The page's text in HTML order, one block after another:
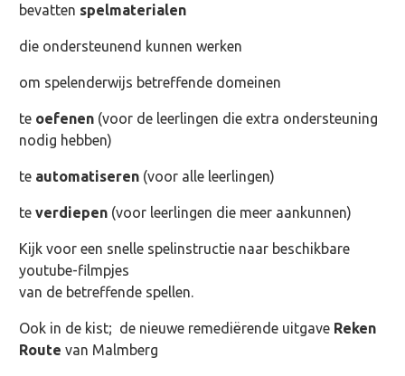
bevatten spelmaterialen
die ondersteunend kunnen werken
om spelenderwijs betreffende domeinen
te oefenen(voor de leerlingen die extra ondersteuning
nodig hebben)
te automatiseren (voor alle leerlingen)
te verdiepen (voor leerlingen die meer aankunnen)
Kijk voor een snelle spelinstructie naar beschikbare
youtube-filmpjes
van de betreffende spellen.
Ook in de kist; de nieuwe remediërende uitgave Reken
Route van Malmberg